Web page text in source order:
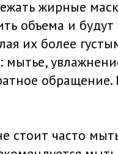
жирные
объема и
их более
мытье,
стоит часто